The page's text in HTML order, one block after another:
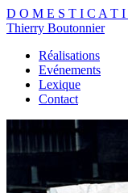
D O M E S T I C A T I
Thierry Boutonnier
Réalisations
Evénements
Lexique
Contact